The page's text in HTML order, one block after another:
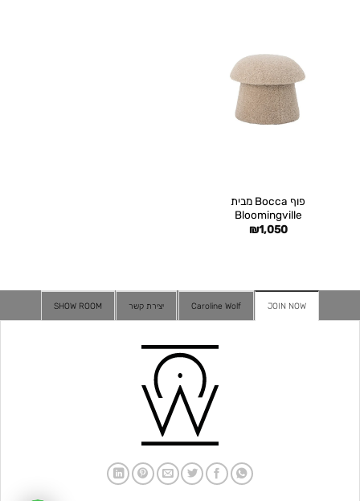
פוף Bocca מבית
Bloomingville
₪1,050
JOIN NOW
Caroline Wolf יצירת קשר SHOW ROOM